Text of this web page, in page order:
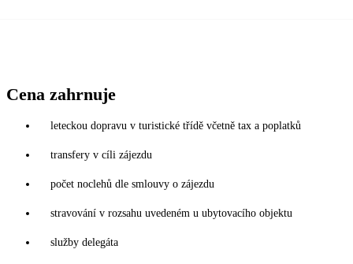
Cena zahrnuje
leteckou dopravu v turistické třídě včetně tax a poplatků
transfery v cíli zájezdu
počet noclehů dle smlouvy o zájezdu
stravování v rozsahu uvedeném u ubytovacího objektu
služby delegáta